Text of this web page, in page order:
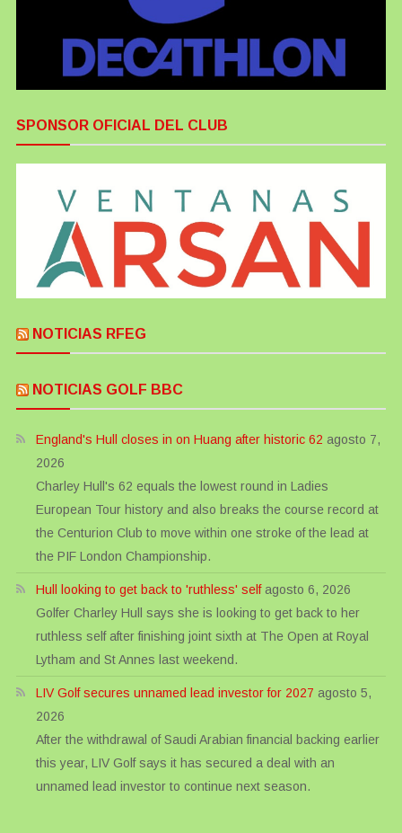
SPONSOR OFICIAL DEL CLUB
NOTICIAS RFEG
NOTICIAS GOLF BBC
England's Hull closes in on Huang after historic 62 agosto 7,
2026
Charley Hull's 62 equals the lowest round in Ladies
European Tour history and also breaks the course record at
the Centurion Club to move within one stroke of the lead at
the PIF London Championship.
Hull looking to get back to 'ruthless' self agosto 6, 2026
Golfer Charley Hull says she is looking to get back to her
ruthless self after finishing joint sixth at The Open at Royal
Lytham and St Annes last weekend.
LIV Golf secures unnamed lead investor for 2027 agosto 5,
2026
After the withdrawal of Saudi Arabian financial backing earlier
this year, LIV Golf says it has secured a deal with an
unnamed lead investor to continue next season.